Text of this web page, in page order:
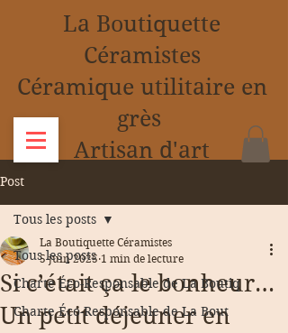
La Boutiquette
Céramistes
Céramique utilitaire en
grès
Artisan d'art
Post
Tous les posts
Charte Éco-Responsable de La Boutiq
Charte Éco-Responsable de La Bout
Tous les posts
Si c’était ça le bonheur…
Un petit déjeuner en
La Boutiquette Céramistes
5 juin 2025 1 min de lecture